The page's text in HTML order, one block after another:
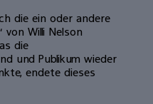
die ein oder andere
von Willi Nelson
die
und Publikum wieder
endete dieses